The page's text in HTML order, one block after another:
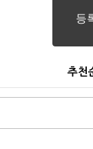
추천